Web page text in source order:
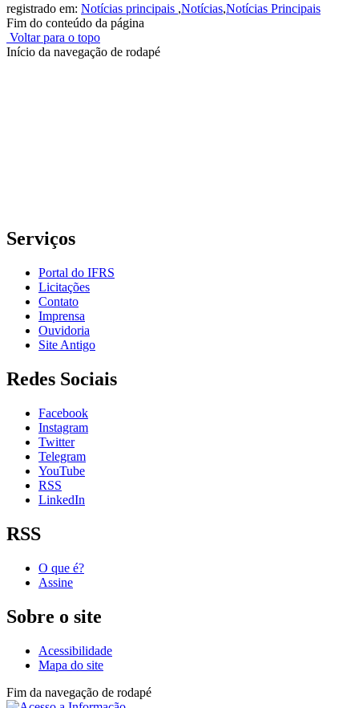
registrado em: Notícias principais ,Notícias,Notícias Principais
Fim do conteúdo da página
Voltar para o topo
Início da navegação de rodapé
Serviços
Portal do IFRS
Licitações
Contato
Imprensa
Ouvidoria
Site Antigo
Redes Sociais
Facebook
Instagram
Twitter
Telegram
YouTube
RSS
LinkedIn
RSS
O que é?
Assine
Sobre o site
Acessibilidade
Mapa do site
Fim da navegação de rodapé